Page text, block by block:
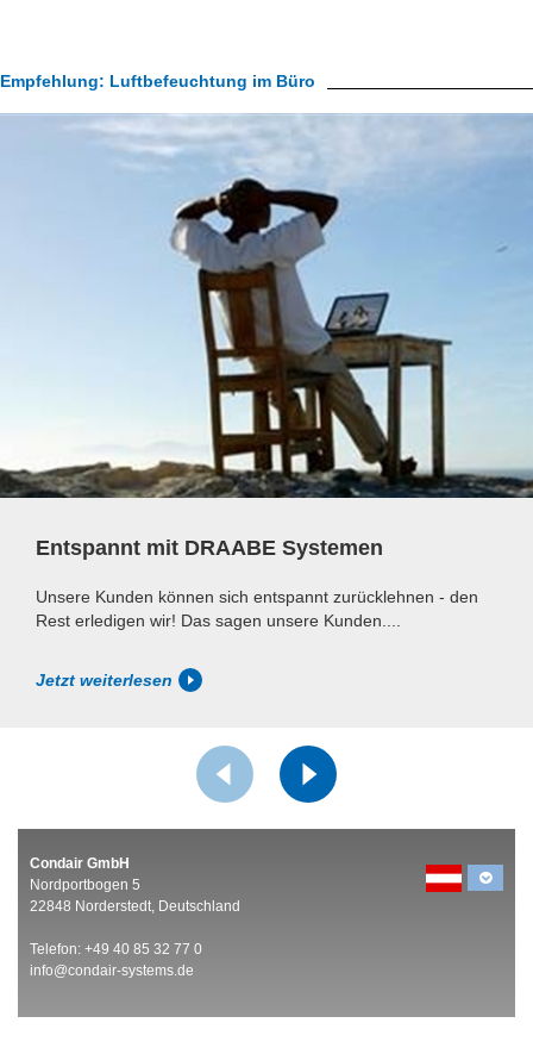
Empfehlung: Luftbefeuchtung im Büro
Entspannt mit DRAABE Systemen
Unsere Kunden können sich entspannt zurücklehnen - den
Rest erledigen wir! Das sagen unsere Kunden....
Jetzt weiterlesen
Condair GmbH
Nordportbogen 5
22848 Norderstedt, Deutschland
Telefon: +49 40 85 32 77 0
info@condair-systems.de